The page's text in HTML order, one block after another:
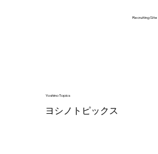
Recruiting Site
Yoshino Topics
ヨシノトピックス